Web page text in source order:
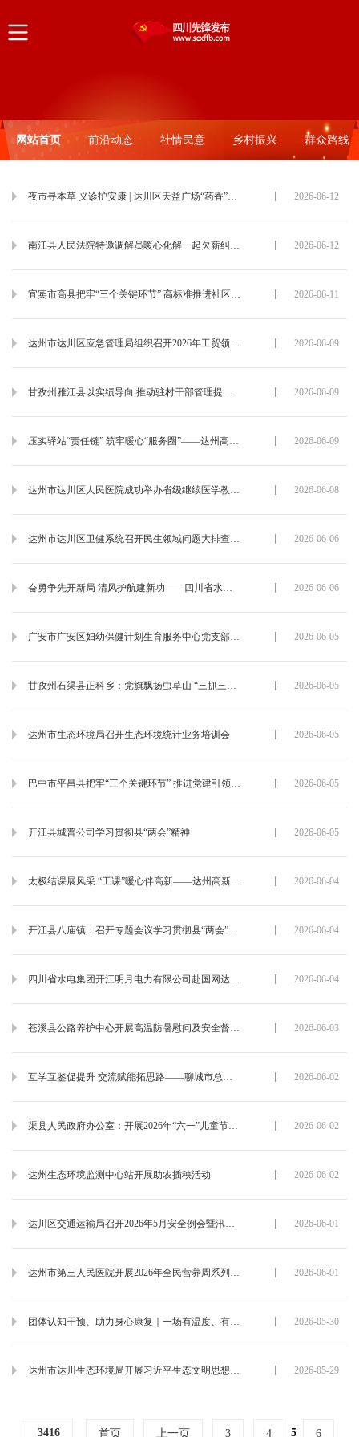
网站首页 前沿动态 社情民意 乡村振兴 群众路线
夜市寻本草 义诊护安康 | 达川区天益广场“药香”四溢，这场中医夜市太火爆了！ 2026-06-12
南江县人民法院特邀调解员暖心化解一起欠薪纠纷获锦旗点赞！ 2026-06-12
宜宾市高县把牢“三个关键环节” 高标准推进社区综合服务中心建设 2026-06-11
达州市达川区应急管理局组织召开2026年工贸领域有限空间专项整治推进会 2026-06-09
甘孜州雅江县以实绩导向 推动驻村干部管理提质增效 2026-06-09
压实驿站“责任链” 筑牢暖心“服务圈”——达州高新区总工会督导推动工会驿站提质增效 2026-06-09
达州市达川区人民医院成功举办省级继续医学教育项目《脊柱退行性疾病的规范化诊疗与微创技术进展学习班》 2026-06-08
达州市达川区卫健系统召开民生领域问题大排查大整治工作推进会 2026-06-06
奋勇争先开新局 清风护航建新功——四川省水电集团开江明月电力公司赴廉洁教育基地开展警示教育活动 2026-06-06
广安市广安区妇幼保健计划生育服务中心党支部开展主题党建系列活动 2026-06-05
甘孜州石渠县正科乡：党旗飘扬虫草山 “三抓三筑牢”护民安 2026-06-05
达州市生态环境局召开生态环境统计业务培训会 2026-06-05
巴中市平昌县把牢“三个关键环节” 推进党建引领基层治理提质增效 2026-06-05
开江县城普公司学习贯彻县“两会”精神 2026-06-05
太极结课展风采 “工课”暖心伴高新——达州高新区总工会2026年第二期 “高新工课” 太极拳班圆满结课 2026-06-04
开江县八庙镇：召开专题会议学习贯彻县“两会”精神 2026-06-04
四川省水电集团开江明月电力有限公司赴国网达州供电公司开展交流座谈 2026-06-04
苍溪县公路养护中心开展高温防暑慰问及安全督导工作 2026-06-03
互学互鉴促提升 交流赋能拓思路——聊城市总工会一行莅临达州高新区考察交流工会工作 2026-06-02
渠县人民政府办公室：开展2026年“六一”儿童节关爱慰问活动 2026-06-02
达州生态环境监测中心站开展助农插秧活动 2026-06-02
达川区交通运输局召开2026年5月安全例会暨汛期安全生产工作部署会 2026-06-01
达州市第三人民医院开展2026年全民营养周系列活动 2026-06-01
团体认知干预、助力身心康复｜一场有温度、有干货的“康复课堂” 2026-05-30
达州市达川生态环境局开展习近平生态文明思想宣传进园区暨“送法入企”帮扶活动 2026-05-29
3416 首页 上一页 3 4 5 6